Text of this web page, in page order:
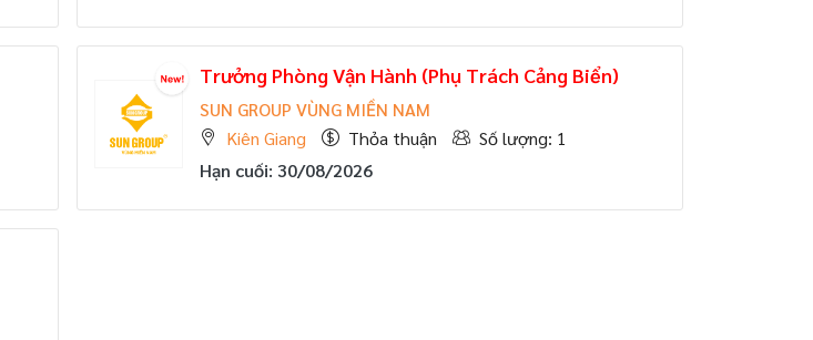
Trưởng Phòng Vận Hành (Phụ Trách Cảng Biển)
SUN GROUP VÙNG MIỀN NAM
Kiên Giang
Thỏa thuận
Số lượng: 1
Hạn cuối: 30/08/2026